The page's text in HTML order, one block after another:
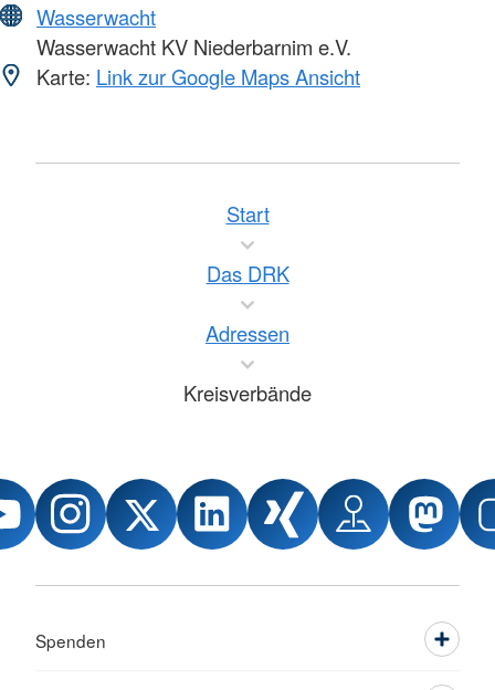
Wasserwacht
Wasserwacht KV Niederbarnim e.V.
Karte: Link zur Google Maps Ansicht
Start
Das DRK
Adressen
Kreisverbände
Spenden